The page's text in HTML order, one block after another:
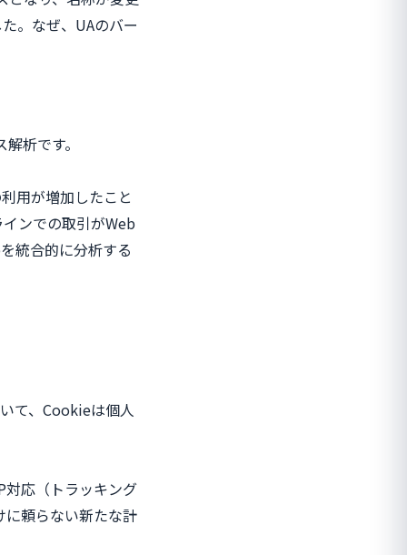
。なぜ、UAのバー
析です。
用が増加したこと
ンでの取引がWeb
統合的に分析する
て、Cookieは個人
応（トラッキング
頼らない新たな計